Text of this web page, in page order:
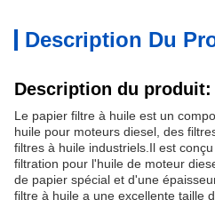
Description Du
Description du produit:
Le papier filtre à huile est un
huile pour moteurs diesel, des
filtres à huile industriels.Il est
filtration pour l'huile de moteur
de papier spécial et d'une
filtre à huile a une excellente taille